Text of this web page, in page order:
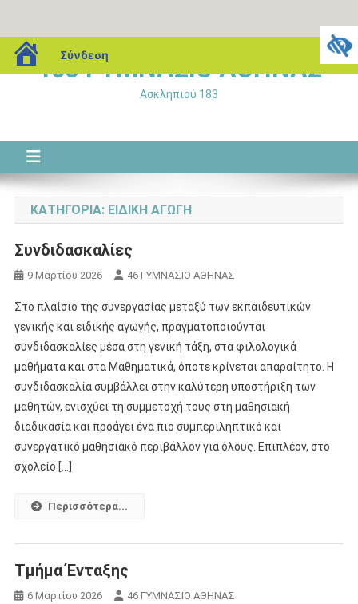
blogs.sch.gr
Σύνδεση
Μεταπηδήστε
στο
46o ΓΥΜΝΑΣΙΟ ΑΘΗΝΑΣ
Ασκληπιού 183
ΚΑΤΗΓΟΡΊΑ: ΕΙΔΙΚΉ ΑΓΩΓΉ
Συνδιδασκαλίες
9 Μαρτίου 2026 46 ΓΥΜΝΑΣΙΟ ΑΘΗΝΑΣ
Στο πλαίσιο της συνεργασίας μεταξύ των εκπαιδευτικών
γενικής και ειδικής αγωγής, πραγματοποιούνται
συνδιδασκαλίες μέσα στη γενική τάξη, στα φιλολογικά
μαθήματα και στα Μαθηματικά, όποτε κρίνεται απαραίτητο. Η
συνδιδασκαλία συμβάλλει στην καλύτερη υποστήριξη των
μαθητών, ενισχύει τη συμμετοχή τους στη μαθησιακή
διαδικασία και προάγει ένα πιο συμπεριληπτικό και
συνεργατικό μαθησιακό περιβάλλον για όλους. Επιπλέον, στο
σχολείο […]
Περισσότερα...
Tμήμα Ένταξης
6 Μαρτίου 2026 46 ΓΥΜΝΑΣΙΟ ΑΘΗΝΑΣ